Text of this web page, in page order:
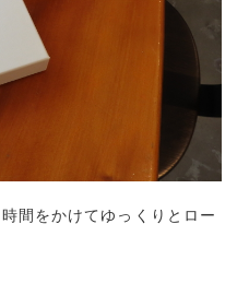
間をかけてゆっくりとロー